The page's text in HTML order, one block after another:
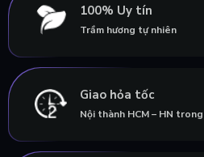
100% Uy tín
Trầm hương tự nhiên
Giao hỏa tốc
Nội thành HCM – HN